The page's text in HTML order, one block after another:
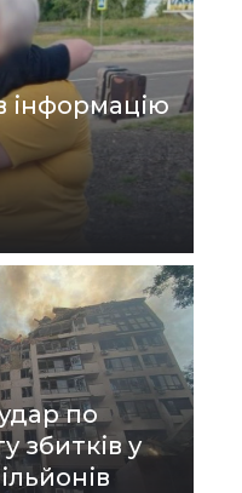
інформацію
по
збитків у